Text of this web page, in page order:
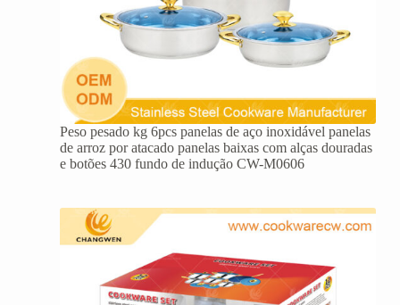
Peso pesado kg 6pcs panelas de aço inoxidável panelas
de arroz por atacado panelas baixas com alças douradas
e botões 430 fundo de indução CW-M0606